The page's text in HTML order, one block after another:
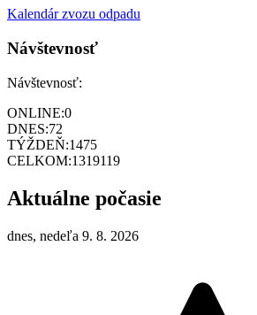
Kalendár zvozu odpadu
Návštevnosť
Návštevnosť:
ONLINE:0
DNES:72
TÝŽDEŇ:1475
CELKOM:1319119
Aktuálne počasie
dnes, nedeľa 9. 8. 2026